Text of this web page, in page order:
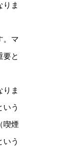
りま
。マ
要と
ま
いう
喫煙
う